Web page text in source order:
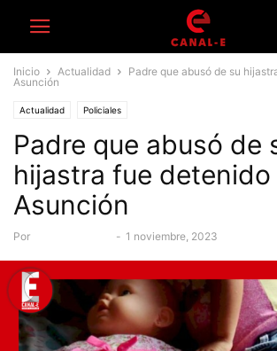
Inicio Actualidad
Padre que abusó de su
Asunción
Actualidad Policiales
Padre que abusó de
hijastra fue detenido
Asunción
Por - 1 noviembre, 2023